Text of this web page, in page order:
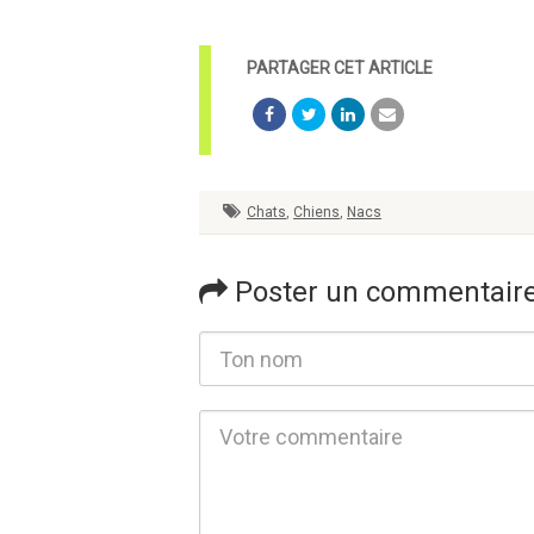
Chats, Chiens, Nacs
Poster un